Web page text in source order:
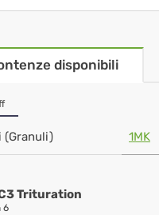
disponibili
(Granuli) 1MK
Trituration
6